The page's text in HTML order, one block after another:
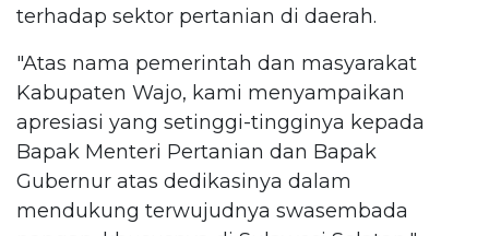
terhadap sektor pertanian di daerah.
"Atas nama pemerintah dan masyarakat
Kabupaten Wajo, kami menyampaikan
apresiasi yang setinggi-tingginya kepada
Bapak Menteri Pertanian dan Bapak
Gubernur atas dedikasinya dalam
mendukung terwujudnya swasembada